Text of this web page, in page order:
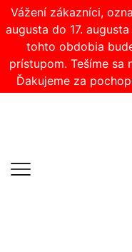
Vážení zákazníci,
augusta do 17.
tohto obdobia
prístupom. Tešíme sa
Ďakujeme za